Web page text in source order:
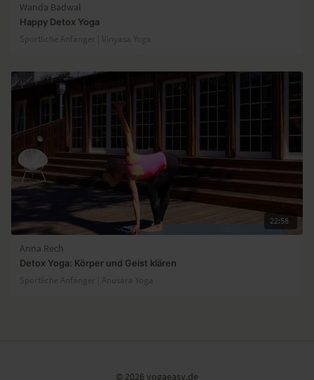
Wanda Badwal
Happy Detox Yoga
Sportliche Anfänger | Vinyasa Yoga
22:58
Anna Rech
Detox Yoga: Körper und Geist klären
Sportliche Anfänger | Anusara Yoga
© 2026 yogaeasy.de